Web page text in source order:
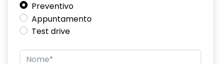
Preventivo
Appuntamento
Test drive